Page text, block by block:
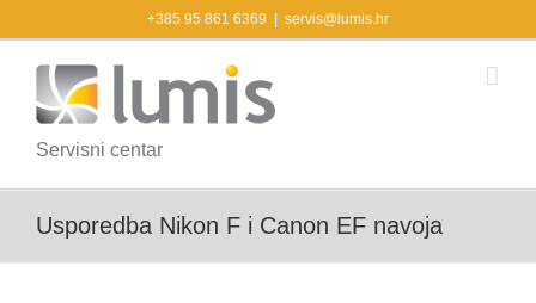
to
content
+385 95 861 6369 servis@lumis.hr
Servisni centar
Usporedba Nikon F i Canon EF navoja